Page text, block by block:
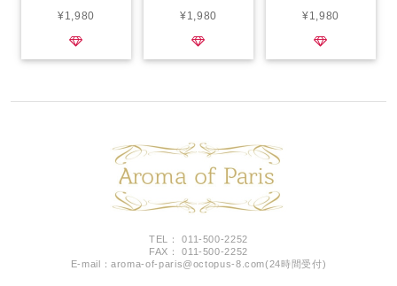
¥1,980
¥1,980
¥1,980
TEL： 011-500-2252
FAX： 011-500-2252
E-mail：aroma-of-paris@octopus-8.com(24時間受付)